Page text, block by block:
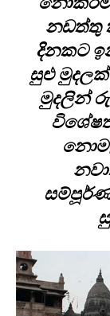
නඩත්තු
දිනකට
සුළු මුදලක්
මුදලින්